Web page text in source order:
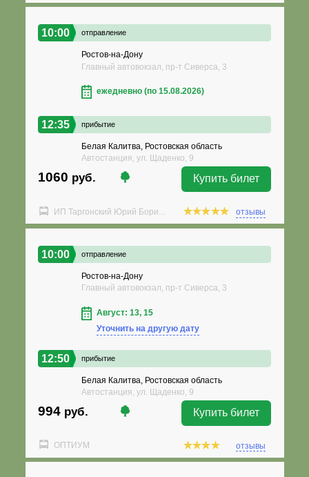
10:00 отправление
Ростов-на-Дону
Главный автовокзал, пр-т Сиверса, 3
ежедневно (по 15.08.2026)
12:35 прибытие
Белая Калитва, Ростовская область
Автостанция, ул. Щаденко, 9
1060 руб. Купить билет
ИП Таргонский Юрий Бори... отзывы
10:00 отправление
Ростов-на-Дону
Главный автовокзал, пр-т Сиверса, 3
Август: 13, 15
Уточнить на другую дату
12:50 прибытие
Белая Калитва, Ростовская область
Автостанция, ул. Щаденко, 9
994 руб. Купить билет
ОПТИУМ отзывы